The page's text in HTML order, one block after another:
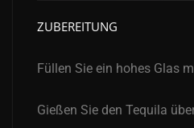
ZUBEREITUNG
Füllen Sie ein hohes Glas
Gießen Sie den Tequila